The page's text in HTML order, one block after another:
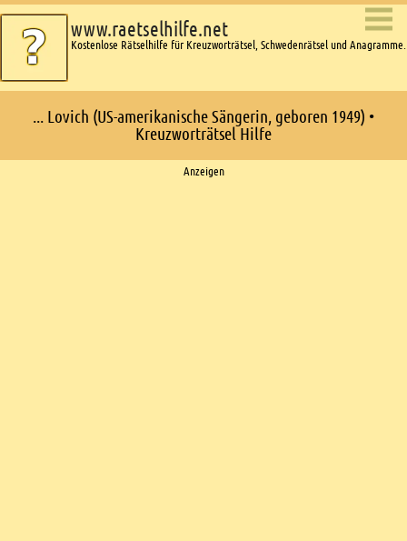
www.raetselhilfe.net
Kostenlose Rätselhilfe für Kreuzworträtsel, Schwedenrätsel und Anagramme.
... Lovich (US-amerikanische Sängerin, geboren 1949) •
Kreuzworträtsel Hilfe
Anzeigen